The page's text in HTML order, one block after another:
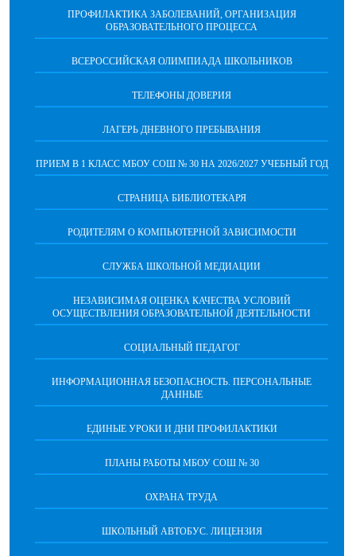
ПРОФИЛАКТИКА ЗАБОЛЕВАНИЙ, ОРГАНИЗАЦИЯ
ОБРАЗОВАТЕЛЬНОГО ПРОЦЕССА
ВСЕРОССИЙСКАЯ ОЛИМПИАДА ШКОЛЬНИКОВ
ТЕЛЕФОНЫ ДОВЕРИЯ
ЛАГЕРЬ ДНЕВНОГО ПРЕБЫВАНИЯ
ПРИЕМ В 1 КЛАСС МБОУ СОШ № 30 НА 2026/2027 УЧЕБНЫЙ ГОД
СТРАНИЦА БИБЛИОТЕКАРЯ
РОДИТЕЛЯМ О КОМПЬЮТЕРНОЙ ЗАВИСИМОСТИ
СЛУЖБА ШКОЛЬНОЙ МЕДИАЦИИ
НЕЗАВИСИМАЯ ОЦЕНКА КАЧЕСТВА УСЛОВИЙ
ОСУЩЕСТВЛЕНИЯ ОБРАЗОВАТЕЛЬНОЙ ДЕЯТЕЛЬНОСТИ
СОЦИАЛЬНЫЙ ПЕДАГОГ
ИНФОРМАЦИОННАЯ БЕЗОПАСНОСТЬ. ПЕРСОНАЛЬНЫЕ
ДАННЫЕ
ЕДИНЫЕ УРОКИ И ДНИ ПРОФИЛАКТИКИ
ПЛАНЫ РАБОТЫ МБОУ СОШ № 30
ОХРАНА ТРУДА
ШКОЛЬНЫЙ АВТОБУС. ЛИЦЕНЗИЯ